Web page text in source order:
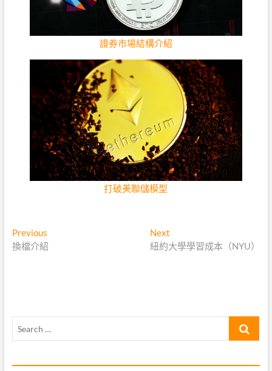
證券市場結構介紹
打破美聯儲模型
文
章
PreviousPrevious
post:
換檔介紹
Next
post:
紐約大學學習成本（NYU）
Search